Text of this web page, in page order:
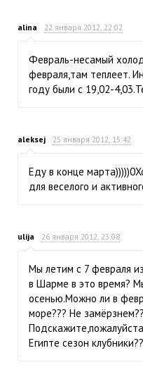
alina 22 января 2012, 22:02
Февраль-несамый
февраля,там теплеет.
году были с 19,02-
aleksej 25 января 2012, 15:42
Еду в конце
для веселого и
ulija 26 января 2012, 23:08
Мы летим с 7 февраля
в Шарме в это время?
осенью.Можно ли в
море??? Не
Египте сезон